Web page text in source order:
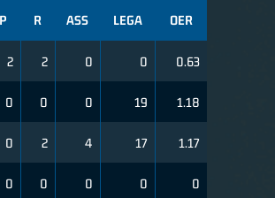
P R ASS LEGA OER
2 2 0 0 0.63
0 0 0 19 1.18
0 2 4 17 1.17
0 0 0 0 0